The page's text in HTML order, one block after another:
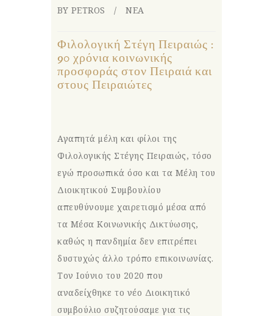
BY PETROS
ΝΕΑ
Φιλολογική Στέγη Πειραιώς :
90 χρόνια κοινωνικής
προσφοράς στον Πειραιά και
στους Πειραιώτες
Αγαπητά μέλη και φίλοι της
Φιλολογικής Στέγης Πειραιώς, τόσο
εγώ προσωπικά όσο και τα Μέλη του
Διοικητικού Συμβουλίου
απευθύνουμε χαιρετισμό μέσα από
τα Μέσα Κοινωνικής Δικτύωσης,
καθώς η πανδημία δεν επιτρέπει
δυστυχώς άλλο τρόπο επικοινωνίας.
Τον Ιούνιο του 2020 που
αναδείχθηκε το νέο Διοικητικό
συμβούλιο συζητούσαμε για τις